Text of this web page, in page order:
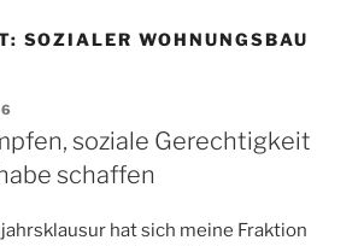
SOZIALER WOHNUNGSBAU
soziale Gerechtigkeit
schaffen
hat sich meine Fraktion